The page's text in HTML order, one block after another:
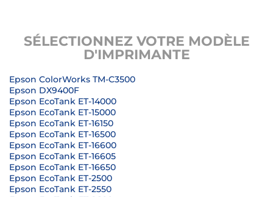
SÉLECTIONNEZ VOTRE MODÈLE
D'IMPRIMANTE
Epson ColorWorks TM-C3500
Epson DX9400F
Epson EcoTank ET-14000
Epson EcoTank ET-15000
Epson EcoTank ET-16150
Epson EcoTank ET-16500
Epson EcoTank ET-16600
Epson EcoTank ET-16605
Epson EcoTank ET-16650
Epson EcoTank ET-2500
Epson EcoTank ET-2550